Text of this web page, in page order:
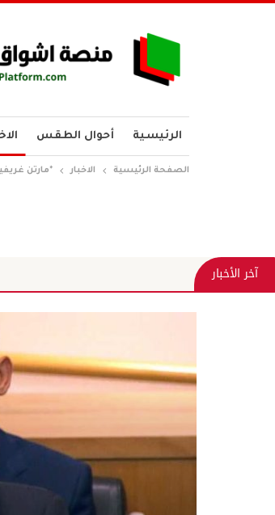
الرئيسية أحوال الطقس
الصفحة الرئيسية الاخبار *مارتن
آخر الأخبار